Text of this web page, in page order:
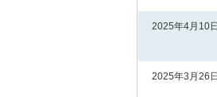
2025年4月10日
2025年3月26日